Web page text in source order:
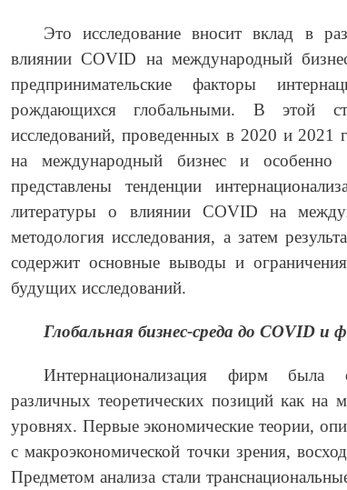
Это исследование вносит вклад в
влиянии COVID на международный
предпринимательские факторы
рождающихся глобальными. В этой
исследований, проведенных в 2020 и
на международный бизнес и
представлены тенденции
литературы о влиянии COVID на
методология исследования, а затем
содержит основные выводы и
будущих исследований.
Глобальная бизнес-среда до COVID и
Интернационализация фирм была
различных теоретических позиций как на
уровнях. Первые экономические теории,
с макроэкономической точки зрения,
Предметом анализа стали